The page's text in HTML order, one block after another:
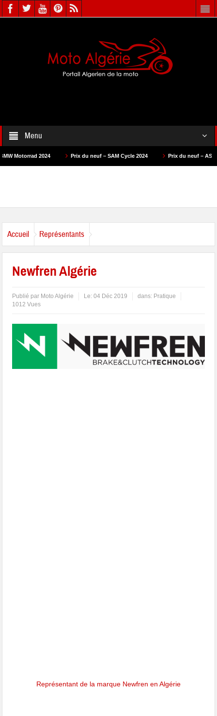
Menu
2024 Prix du neuf – SAM Cycle 2024 Prix du neuf – AS Motors 2024
Accueil Représentants
Newfren Algérie
Publié par Moto Algérie Le:04 Déc 2019 dans: Pratique
1012 Vues
Représentant de la marque Newfren en Algérie